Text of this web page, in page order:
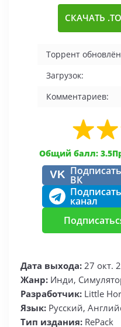
СКАЧАТЬ
Торрент
Загрузок:
Комментариев:
Общий балл: 3.5
VK ВК
канал
Дата выхода: 27 окт.
Жанр: Инди,
Разработчик: Little
Язык: Русский,
Тип издания: RePack